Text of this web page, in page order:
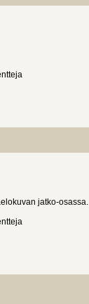
jatko-osassa.